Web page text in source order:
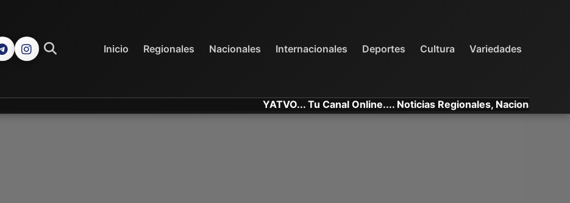
Inicio Regionales Nacionales Internacionales Deportes Cultura Variedades
YATVO... Tu Canal Online.... Noticias Regionales, Nacionales e